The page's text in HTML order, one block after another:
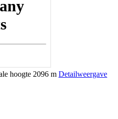
hoogte 2096 m Detailweergave